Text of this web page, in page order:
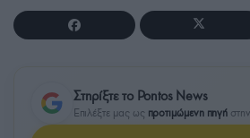
Στηρίξτε το Pontos News
Επιλέξτε μας ως προτιμώμενη πηγή